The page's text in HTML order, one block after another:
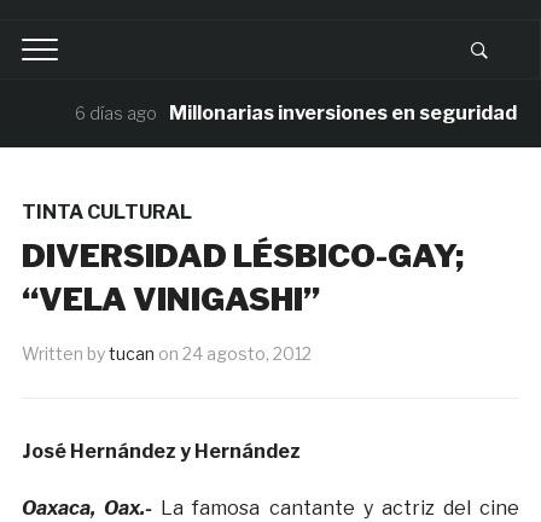
6 días ago Millonarias inversiones en seguridad
TINTA CULTURAL
DIVERSIDAD LÉSBICO-GAY;
“VELA VINIGASHI”
Written bytucan on 24 agosto, 2012
José Hernández y Hernández
Oaxaca, Oax.- La famosa cantante y actriz del cine